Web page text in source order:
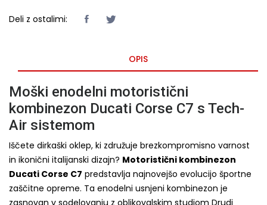
Deli z ostalimi:
OPIS
Moški enodelni motoristični
kombinezon Ducati Corse C7 s Tech-
Air sistemom
Iščete dirkaški oklep, ki združuje brezkompromisno varnost
in ikonični italijanski dizajn? Motoristični kombinezon
Ducati Corse C7 predstavlja najnovejšo evolucijo športne
zaščitne opreme. Ta enodelni usnjeni kombinezon je
zasnovan v sodelovanju z oblikovalskim studiom Drudi